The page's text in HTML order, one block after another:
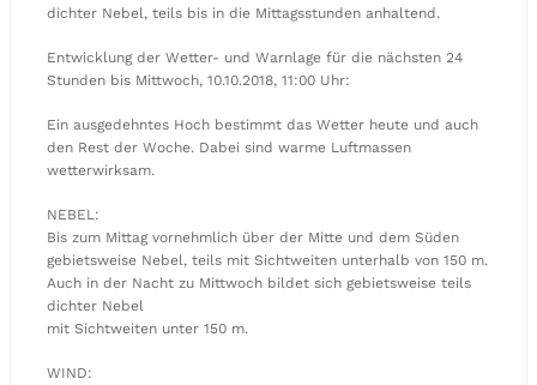
dichter Nebel, teils bis in die Mittagsstunden anhaltend.
Entwicklung der Wetter- und Warnlage für die nächsten 24
Stunden bis Mittwoch, 10.10.2018, 11:00 Uhr:
Ein ausgedehntes Hoch bestimmt das Wetter heute und auch
den Rest der Woche. Dabei sind warme Luftmassen
wetterwirksam.
NEBEL:
Bis zum Mittag vornehmlich über der Mitte und dem Süden
gebietsweise Nebel, teils mit Sichtweiten unterhalb von 150 m.
Auch in der Nacht zu Mittwoch bildet sich gebietsweise teils
dichter Nebel
mit Sichtweiten unter 150 m.
WIND: